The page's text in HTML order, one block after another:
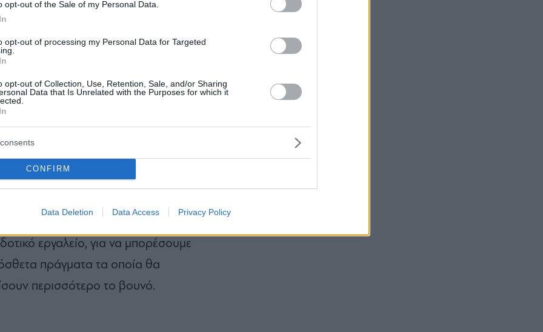
opt-out of the Sale of my Personal Data.
opt-out of processing my Personal Data for Targeted
opt-out of Collection, Use, Retention, Sale, and/or Sharing
Data that Is Unrelated with the Purposes for which it
CONFIRM
Data Deletion Data Access Privacy Policy
επιπρόσθετες
μόνο- δράσεις.
τρέχει κανένα χρηματοδοτικό
Κάτι που σημαίνει ότι
μας να προετοιμάσουμε
φάκελο και προφανώς να
προετοιμασία προς πάσα
και, βεβαίως, με το
σε σχέση με το ενδεχόμενο
εργαλείο, για να μπορέσουμε
πράγματα τα οποία θα
περισσότερο το βουνό.